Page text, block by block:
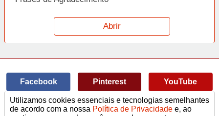
Frases de Amizade
Frases de Amor
Frases de Arrependimento
Frases de Atitude
Abrir
Facebook Pinterest YouTube
© Copyright 2014-2022A Frase.
Utilizamos cookies essenciais e tecnologias semelhantes
de acordo com a nossa Política de Privacidade e, ao